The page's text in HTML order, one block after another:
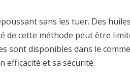
sans les tuer. Des
cette méthode peut être
sont disponibles dans le
efficacité et sa sécurité.